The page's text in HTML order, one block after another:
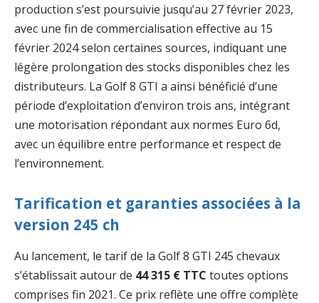
production s’est poursuivie jusqu’au 27 février 2023,
avec une fin de commercialisation effective au 15
février 2024 selon certaines sources, indiquant une
légère prolongation des stocks disponibles chez les
distributeurs. La Golf 8 GTI a ainsi bénéficié d’une
période d’exploitation d’environ trois ans, intégrant
une motorisation répondant aux normes Euro 6d,
avec un équilibre entre performance et respect de
l’environnement.
Tarification et garanties associées à la
version 245 ch
Au lancement, le tarif de la Golf 8 GTI 245 chevaux
s’établissait autour de 44 315 € TTC toutes options
comprises fin 2021. Ce prix reflète une offre complète